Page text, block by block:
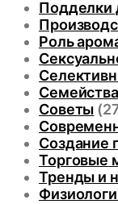
Подделки
Роль
Советы
Создание
Торговые
Тренды и